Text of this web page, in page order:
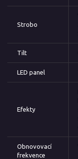
Strobo
Tilt
LED panel
Efekty
Obnovovací
frekvence